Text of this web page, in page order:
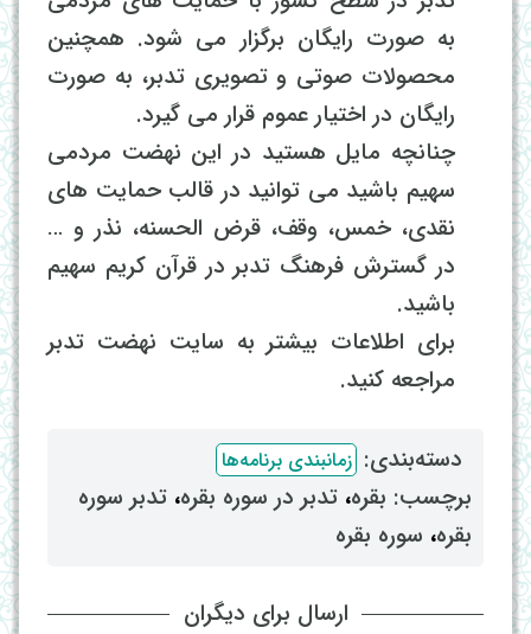
به صورت رایگان برگزار می شود. همچنین
محصولات صوتی و تصویری تدبر، به صورت
رایگان در اختیار عموم قرار می گیرد.
چنانچه مایل هستید در این نهضت مردمی
سهیم باشید می توانید در قالب حمایت های
نقدی، خمس، وقف، قرض الحسنه، نذر و …
در گسترش فرهنگ تدبر در قرآن کریم سهیم
باشید.
برای اطلاعات بیشتر به سایت نهضت تدبر
مراجعه کنید.
دسته‌بندی: ‌ زمانبندی برنامه‌ها
برچسب: ‌ بقره، ‌ تدبر در سوره بقره، ‌ تدبر سوره
بقره، ‌ سوره بقره
ارسال برای دیگران